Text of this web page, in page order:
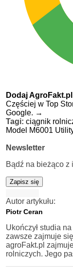
Dodaj
Częściej w Top
Google. →
Tagi: ciągnik
Model M6001
Newsletter
Bądź na bieżąco z
Zapisz się
Autor artykułu:
Piotr Ceran
Ukończył studia
zawsze zajmuje
agroFakt.pl
rolniczych. Jego